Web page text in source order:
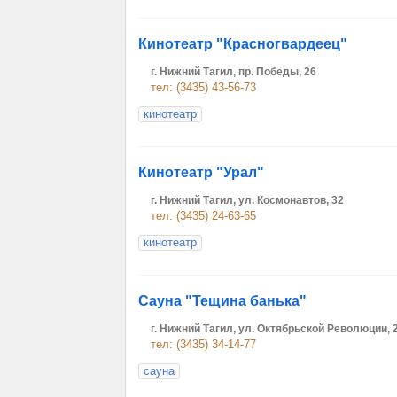
Кинотеатр "Красногвардеец"
г. Нижний Тагил, пр. Победы, 26
тел: (3435) 43-56-73
кинотеатр
Кинотеатр "Урал"
г. Нижний Тагил, ул. Космонавтов, 32
тел: (3435) 24-63-65
кинотеатр
Сауна "Тещина банька"
г. Нижний Тагил, ул. Октябрьской Революции,
тел: (3435) 34-14-77
сауна